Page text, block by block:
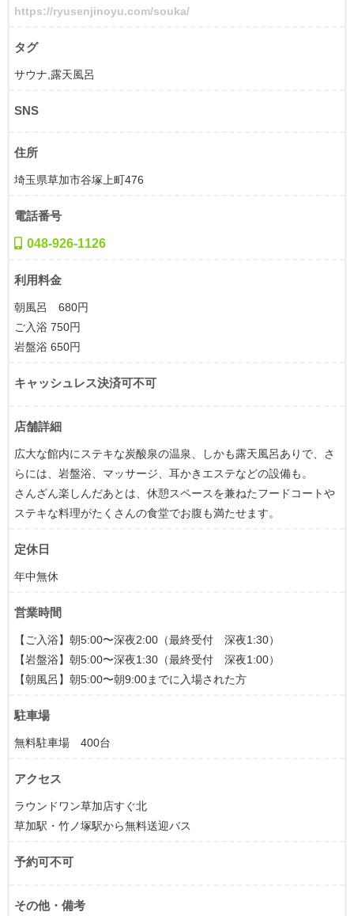
https://ryusenjinoyu.com/souka/
タグ
サウナ,露天風呂
SNS
住所
埼玉県草加市谷塚上町476
電話番号
048-926-1126
利用料金
朝風呂 680円
ご入浴 750円
岩盤浴 650円
キャッシュレス決済可不可
店舗詳細
広大な館内にステキな炭酸泉の温泉、しかも露天風呂ありで、さ
らには、岩盤浴、マッサージ、耳かきエステなどの設備も。
さんざん楽しんだあとは、休憩スペースを兼ねたフードコートや
ステキな料理がたくさんの食堂でお腹も満たせます。
定休日
年中無休
営業時間
【ご入浴】朝5:00〜深夜2:00（最終受付 深夜1:30）
【岩盤浴】朝5:00〜深夜1:30（最終受付 深夜1:00）
【朝風呂】朝5:00〜朝9:00までに入場された方
駐車場
無料駐車場 400台
アクセス
ラウンドワン草加店すぐ北
草加駅・竹ノ塚駅から無料送迎バス
予約可不可
その他・備考